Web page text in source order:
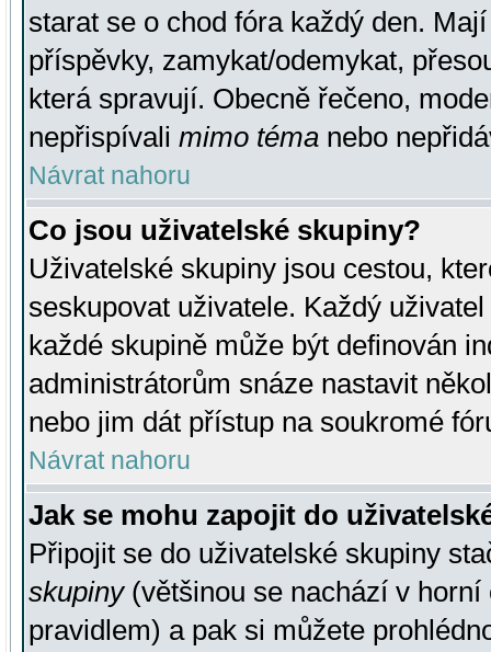
starat se o chod fóra každý den.
příspěvky, zamykat/odemykat,
která spravují. Obecně řečeno,
nepřispívali mimo téma nebo
Návrat nahoru
Co jsou uživatelské skupiny?
Uživatelské skupiny jsou cestou,
seskupovat uživatele. Každý
každé skupině může být definován
administrátorům snáze nastavit
nebo jim dát přístup na soukromé
Návrat nahoru
Jak se mohu zapojit do
Připojit se do uživatelské skupiny
skupiny(většinou se nachází v horní
pravidlem) a pak si můžete